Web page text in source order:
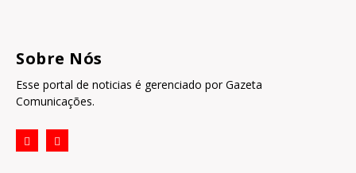
Sobre Nós
Esse portal de noticias é gerenciado por Gazeta
Comunicações.